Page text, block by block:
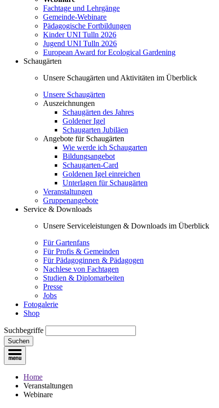
Fachtage und Lehrgänge
Gemeinde-Webinare
Pädagogische Fortbildungen
Kinder UNI Tulln 2026
Jugend UNI Tulln 2026
European Award for Ecological Gardening
Schaugärten
Unsere Schaugärten und Aktivitäten im Überblick
Unsere Schaugärten
Auszeichnungen
Schaugärten des Jahres
Goldener Igel
Schaugarten Jubiläen
Angebote für Schaugärten
Wie werde ich Schaugarten
Bildungsangebot
Schaugarten-Card
Goldenen Igel einreichen
Unterlagen für Schaugärten
Veranstaltungen
Gruppenangebote
Service & Downloads
Unsere Serviceleistungen & Downloads im Überblick
Für Gartenfans
Für Profis & Gemeinden
Für Pädagoginnen & Pädagogen
Nachlese von Fachtagen
Studien & Diplomarbeiten
Presse
Jobs
Fotogalerie
Shop
Suchbegriffe
Suchen
Home
Veranstaltungen
Webinare